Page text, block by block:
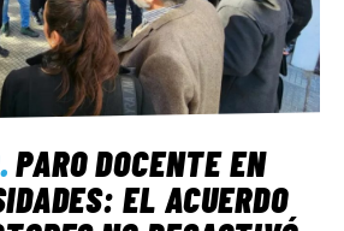
.PARO DOCENTE EN
EL ACUERDO